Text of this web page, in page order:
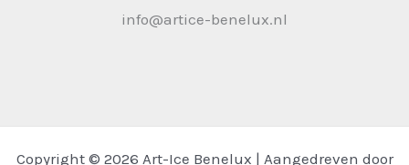
info@artice-benelux.nl
Copyright © 2026 Art-Ice Benelux | Aangedreven door